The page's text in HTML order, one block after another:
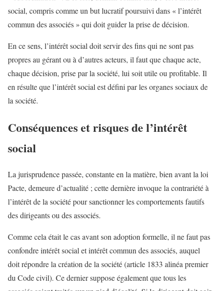
social, compris comme un but lucratif poursuivi dans « l’intérêt
commun des associés » qui doit guider la prise de décision.
En ce sens, l’intérêt social doit servir des fins qui ne sont pas
propres au gérant ou à d’autres acteurs, il faut que chaque acte,
chaque décision, prise par la société, lui soit utile ou profitable. Il
en résulte que l’intérêt social est défini par les organes sociaux de
la société.
Conséquences et risques de l’intérêt
social
La jurisprudence passée, constante en la matière, bien avant la loi
Pacte, demeure d’actualité ; cette dernière invoque la contrariété à
l’intérêt de la société pour sanctionner les comportements fautifs
des dirigeants ou des associés.
Comme cela était le cas avant son adoption formelle, il ne faut pas
confondre intérêt social et intérêt commun des associés, auquel
doit répondre la création de la société (article 1833 alinéa premier
du Code civil). Ce dernier suppose également que tous les